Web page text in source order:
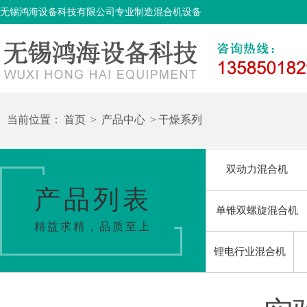
无锡鸿海设备科技有限公司专业制造混合机设备
当前位置： 首页 > 产品中心 > 干燥系列
产品列表
精益求精，品质至上
双动力混合机
单锥双螺旋混合机
锂电行业混合机